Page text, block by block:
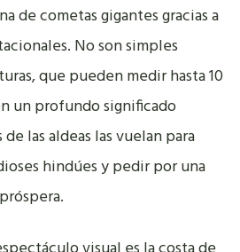
de cometas gigantes gracias a
No son simples
que pueden medir hasta 10
un profundo significado
las aldeas las vuelan para
hindúes y pedir por una